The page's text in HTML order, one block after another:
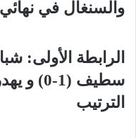
والسنغال في
الرابطة الأولى:
سطيف
الترتيب